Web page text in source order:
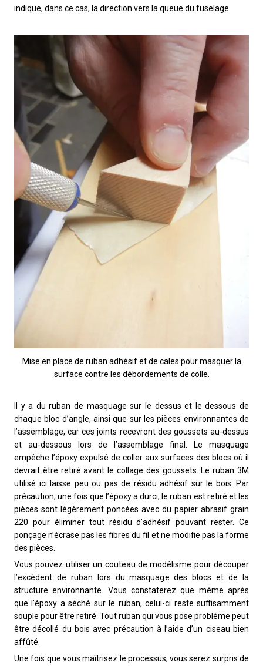
indique, dans ce cas, la direction vers la queue du fuselage.
Mise en place de ruban adhésif et de cales pour masquer la
surface contre les débordements de colle.
Il y a du ruban de masquage sur le dessus et le dessous de
chaque bloc d’angle, ainsi que sur les pièces environnantes de
l’assemblage, car ces joints recevront des goussets au-dessus
et au-dessous lors de l’assemblage final. Le masquage
empêche l’époxy expulsé de coller aux surfaces des blocs où il
devrait être retiré avant le collage des goussets. Le ruban 3M
utilisé ici laisse peu ou pas de résidu adhésif sur le bois. Par
précaution, une fois que l’époxy a durci, le ruban est retiré et les
pièces sont légèrement poncées avec du papier abrasif grain
220 pour éliminer tout résidu d’adhésif pouvant rester. Ce
ponçage n’écrase pas les fibres du fil et ne modifie pas la forme
des pièces.
Vous pouvez utiliser un couteau de modélisme pour découper
l’excédent de ruban lors du masquage des blocs et de la
structure environnante. Vous constaterez que même après
que l’époxy a séché sur le ruban, celui-ci reste suffisamment
souple pour être retiré. Tout ruban qui vous pose problème peut
être décollé du bois avec précaution à l’aide d’un ciseau bien
affûté.
Une fois que vous maîtrisez le processus, vous serez surpris de